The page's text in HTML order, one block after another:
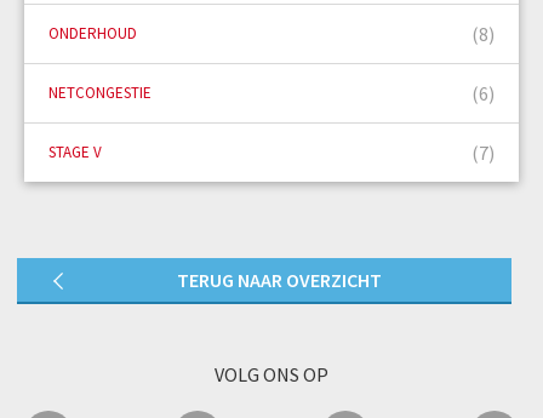
ONDERHOUD (8)
NETCONGESTIE (6)
STAGE V (7)
TERUG NAAR OVERZICHT
VOLG ONS OP